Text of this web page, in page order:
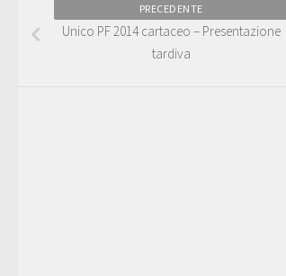
PRECEDENTE
Unico PF 2014 cartaceo – Presentazione
tardiva